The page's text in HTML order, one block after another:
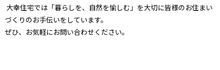
大幸住宅では「暮らしを、自然を愉しむ」を大切に皆様のお住まい
づくりのお手伝いをしています。
ぜひ、お気軽にお問い合わせください。